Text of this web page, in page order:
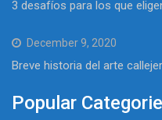
3 desafíos para los que
December 9, 2020
Breve historia del arte
Popular